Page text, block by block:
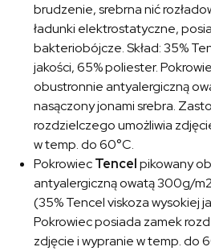
brudzenie, srebrna nić
ładunki elektrostatyczne,
bakteriobójcze. Skład: 35%
jakości, 65% poliester.
obustronnie antyalergiczną
nasączony jonami srebra.
rozdzielczego umożliwia
w temp. do 60°C.
PokrowiecTencelpikowany
antyalergiczną owatą 300g/
(35% Tencel viskoza wysokiej
Pokrowiec posiada zamek
zdjęcie i wypranie w temp. do